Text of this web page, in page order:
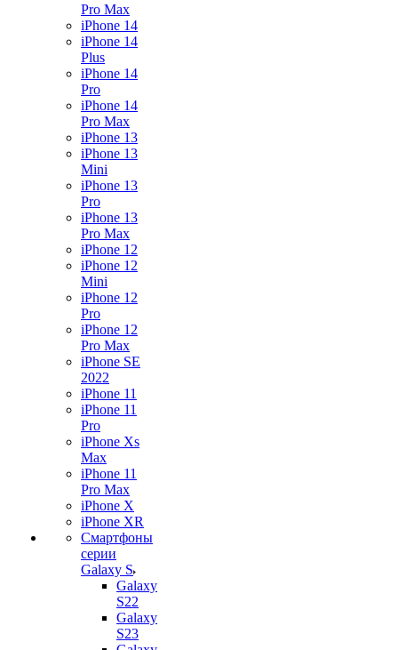
Pro Max
iPhone 14
iPhone 14
Plus
iPhone 14
Pro
iPhone 14
Pro Max
iPhone 13
iPhone 13
Mini
iPhone 13
Pro
iPhone 13
Pro Max
iPhone 12
iPhone 12
Mini
iPhone 12
Pro
iPhone 12
Pro Max
iPhone SE
2022
iPhone 11
iPhone 11
Pro
iPhone Xs
Max
iPhone 11
Pro Max
iPhone X
iPhone XR
Смартфоны
серии
Galaxy S
Galaxy
S22
Galaxy
S23